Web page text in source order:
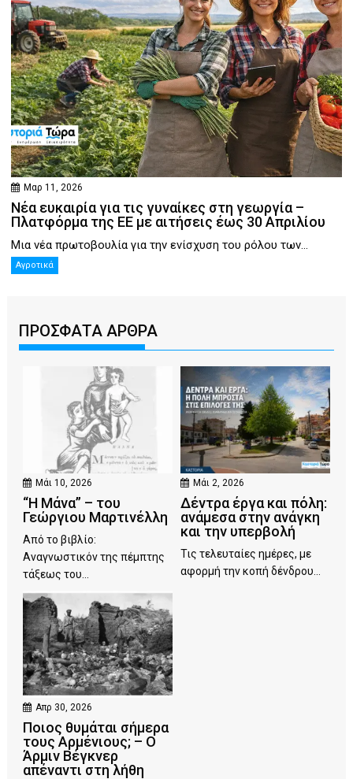
Μαρ 11, 2026
Νέα ευκαιρία για τις γυναίκες στη γεωργία –
Πλατφόρμα της ΕΕ με αιτήσεις έως 30 Απριλίου
Μια νέα πρωτοβουλία για την ενίσχυση του ρόλου των...
Αγροτικά
ΠΡΟΣΦΑΤΑ ΑΡΘΡΑ
Μάι 10, 2026
“Η Μάνα” – του
Γεώργιου Μαρτινέλλη
Από το βιβλίο:
Αναγνωστικόν της πέμπτης
τάξεως του...
Μάι 2, 2026
Δέντρα έργα και πόλη:
ανάμεσα στην ανάγκη
και την υπερβολή
Τις τελευταίες ημέρες, με
αφορμή την κοπή δένδρου...
Απρ 30, 2026
Ποιος θυμάται σήμερα
τους Αρμένιους; – Ο
Άρμιν Βέγκνερ
απέναντι στη λήθη